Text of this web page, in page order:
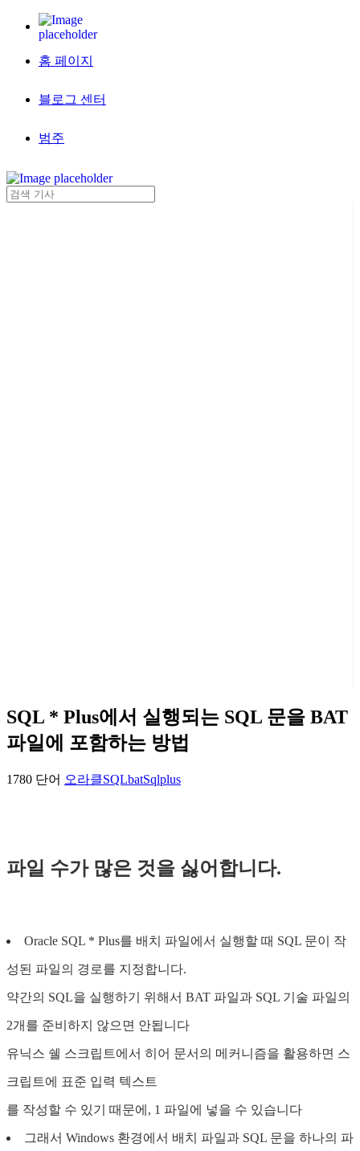
홈 페이지
블로그 센터
범주
SQL * Plus에서 실행되는 SQL 문을 BAT
파일에 포함하는 방법
1780 단어 오라클SQLbatSqlplus
파일 수가 많은 것을 싫어합니다.
Oracle SQL * Plus를 배치 파일에서 실행할 때 SQL 문이 작
성된 파일의 경로를 지정합니다.
약간의 SQL을 실행하기 위해서 BAT 파일과 SQL 기술 파일의
2개를 준비하지 않으면 안됩니다
유닉스 쉘 스크립트에서 히어 문서의 메커니즘을 활용하면 스
크립트에 표준 입력 텍스트
를 작성할 수 있기 때문에, 1 파일에 넣을 수 있습니다
그래서 Windows 환경에서 배치 파일과 SQL 문을 하나의 파